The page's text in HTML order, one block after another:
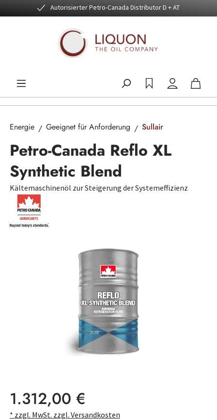
Zum Hauptinhalt springenAutorisierter Petro-Canada Distributor D + AT
Energie Geeignet für Anforderung Sullair
Petro-Canada Reflo XL
Synthetic Blend
Kältemaschinenöl zur Steigerung der Systemeffizienz
Bildergalerie überspringen
Regulärer Preis:
1.312,00 €
* zzgl. MwSt. zzgl. Versandkosten